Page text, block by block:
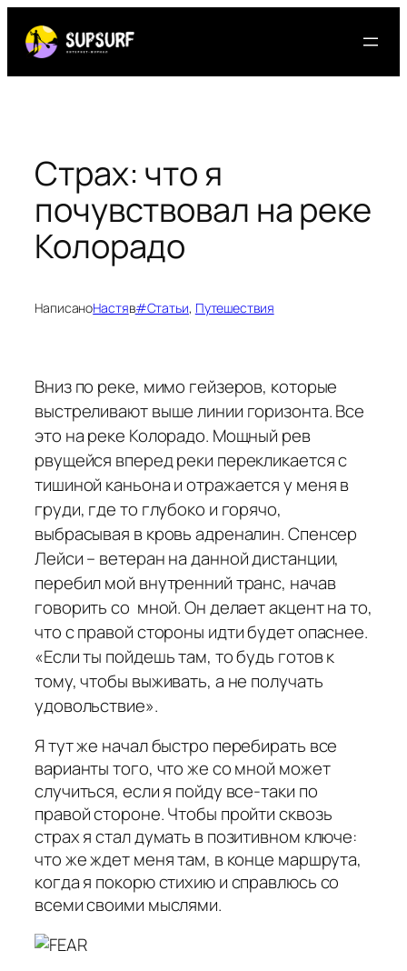
содержимому
Страх: что я
почувствовал на реке
Колорадо
НаписаноНастяв#Статьи, Путешествия
Вниз по реке, мимо гейзеров, которые
выстреливают выше линии горизонта. Все
это на реке Колорадо. Мощный рев
рвущейся вперед реки перекликается с
тишиной каньона и отражается у меня в
груди, где то глубоко и горячо,
выбрасывая в кровь адреналин. Спенсер
Лейси – ветеран на данной дистанции,
перебил мой внутренний транс, начав
говорить со мной. Он делает акцент на то,
что с правой стороны идти будет опаснее.
«Если ты пойдешь там, то будь готов к
тому, чтобы выживать, а не получать
удовольствие».
Я тут же начал быстро перебирать все
варианты того, что же со мной может
случиться, если я пойду все-таки по
правой стороне. Чтобы пройти сквозь
страх я стал думать в позитивном ключе:
что же ждет меня там, в конце маршрута,
когда я покорю стихию и справлюсь со
всеми своими мыслями.